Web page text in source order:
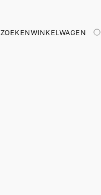
ZOEKENWINKELWAGEN